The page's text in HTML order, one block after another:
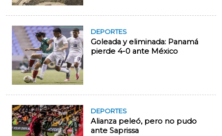
DEPORTES
Goleada y eliminada: Panamá
pierde 4-0 ante México
DEPORTES
Alianza peleó, pero no pudo
ante Saprissa